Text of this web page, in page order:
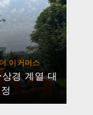
이커머스
경 계열 대